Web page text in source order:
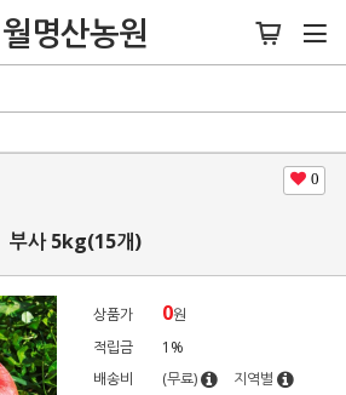
월명산농원
0
부사 5kg(15개)
상품가 0원
적립금
1%
배송비
(무료) 지역별